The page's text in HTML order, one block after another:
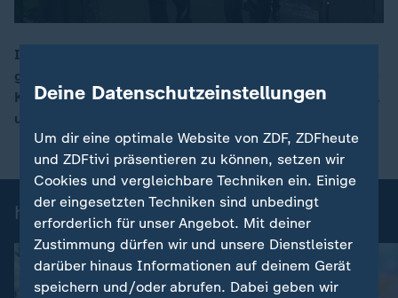
00:16
In den französischen Alpen beraten die G7-Chefs über
globale Herausforderungen. Dabei stehen der Ukraine-
Krieg und das mögliche Abkommen zwischen den USA
und Iran im Fokus.
heute-Nachrichten: Einzelbeiträge
Deine Datenschutzeinstellungen
Um dir eine optimale Website von ZDF, ZDFheute
und ZDFtivi präsentieren zu können, setzen wir
Cookies und vergleichbare Techniken ein. Einige
der eingesetzten Techniken sind unbedingt
erforderlich für unser Angebot. Mit deiner
Zustimmung dürfen wir und unsere Dienstleister
darüber hinaus Informationen auf deinem Gerät
speichern und/oder abrufen. Dabei geben wir